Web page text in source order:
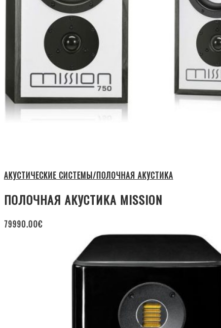
АКУСТИЧЕСКИЕ СИСТЕМЫ/ПОЛОЧНАЯ АКУСТИКА
ПОЛОЧНАЯ АКУСТИКА MISSION
79990.00€